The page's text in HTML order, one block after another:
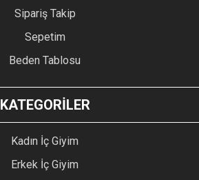
Sipariş Takip
Sepetim
Beden Tablosu
KATEGORİLER
Kadın İç Giyim
Erkek İç Giyim